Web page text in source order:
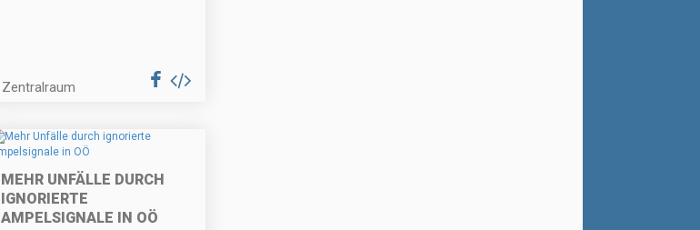
Zentralraum
MEHR UNFÄLLE DURCH
IGNORIERTE
AMPELSIGNALE IN OÖ